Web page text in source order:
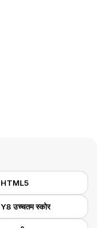
HTML5
Y8 उच्चतम स्कोर